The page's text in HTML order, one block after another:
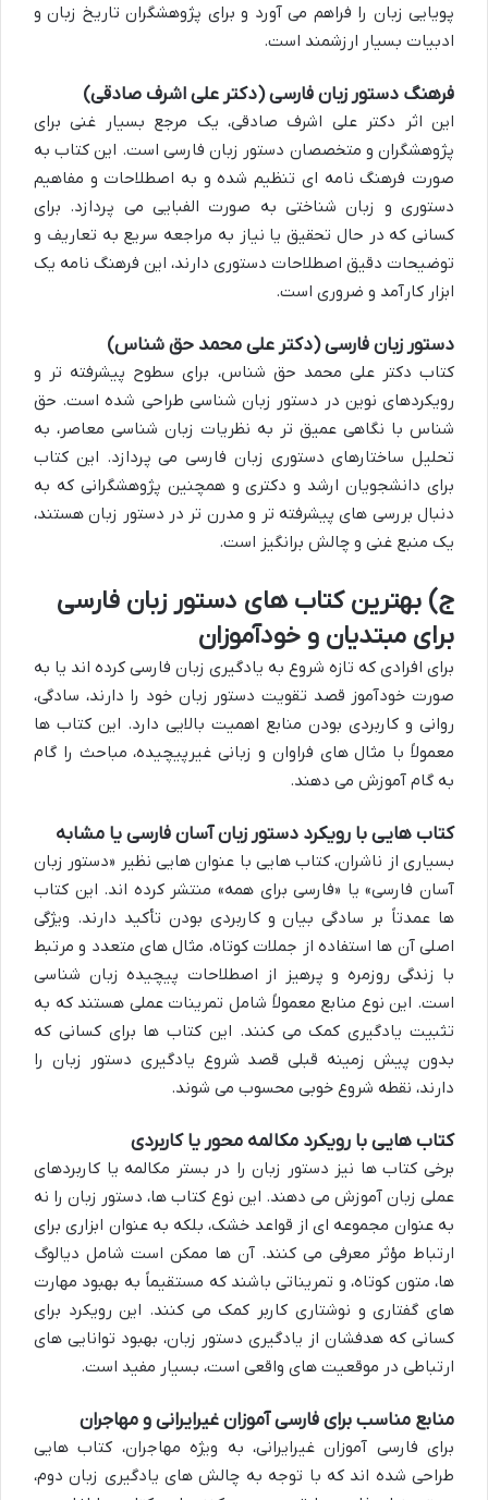
پویایی زبان را فراهم می آورد و برای پژوهشگران تاریخ زبان و
ادبیات بسیار ارزشمند است.
فرهنگ دستور زبان فارسی (دکتر علی اشرف صادقی)
این اثر دکتر علی اشرف صادقی، یک مرجع بسیار غنی برای
پژوهشگران و متخصصان دستور زبان فارسی است. این کتاب به
صورت فرهنگ نامه ای تنظیم شده و به اصطلاحات و مفاهیم
دستوری و زبان شناختی به صورت الفبایی می پردازد. برای
کسانی که در حال تحقیق یا نیاز به مراجعه سریع به تعاریف و
توضیحات دقیق اصطلاحات دستوری دارند، این فرهنگ نامه یک
ابزار کارآمد و ضروری است.
دستور زبان فارسی (دکتر علی محمد حق شناس)
کتاب دکتر علی محمد حق شناس، برای سطوح پیشرفته تر و
رویکردهای نوین در دستور زبان شناسی طراحی شده است. حق
شناس با نگاهی عمیق تر به نظریات زبان شناسی معاصر، به
تحلیل ساختارهای دستوری زبان فارسی می پردازد. این کتاب
برای دانشجویان ارشد و دکتری و همچنین پژوهشگرانی که به
دنبال بررسی های پیشرفته تر و مدرن تر در دستور زبان هستند،
یک منبع غنی و چالش برانگیز است.
ج) بهترین کتاب های دستور زبان فارسی
برای مبتدیان و خودآموزان
برای افرادی که تازه شروع به یادگیری زبان فارسی کرده اند یا به
صورت خودآموز قصد تقویت دستور زبان خود را دارند، سادگی،
روانی و کاربردی بودن منابع اهمیت بالایی دارد. این کتاب ها
معمولاً با مثال های فراوان و زبانی غیرپیچیده، مباحث را گام
به گام آموزش می دهند.
کتاب هایی با رویکرد دستور زبان آسان فارسی یا مشابه
بسیاری از ناشران، کتاب هایی با عنوان هایی نظیر «دستور زبان
آسان فارسی» یا «فارسی برای همه» منتشر کرده اند. این کتاب
ها عمدتاً بر سادگی بیان و کاربردی بودن تأکید دارند. ویژگی
اصلی آن ها استفاده از جملات کوتاه، مثال های متعدد و مرتبط
با زندگی روزمره و پرهیز از اصطلاحات پیچیده زبان شناسی
است. این نوع منابع معمولاً شامل تمرینات عملی هستند که به
تثبیت یادگیری کمک می کنند. این کتاب ها برای کسانی که
بدون پیش زمینه قبلی قصد شروع یادگیری دستور زبان را
دارند، نقطه شروع خوبی محسوب می شوند.
کتاب هایی با رویکرد مکالمه محور یا کاربردی
برخی کتاب ها نیز دستور زبان را در بستر مکالمه یا کاربردهای
عملی زبان آموزش می دهند. این نوع کتاب ها، دستور زبان را نه
به عنوان مجموعه ای از قواعد خشک، بلکه به عنوان ابزاری برای
ارتباط مؤثر معرفی می کنند. آن ها ممکن است شامل دیالوگ
ها، متون کوتاه، و تمریناتی باشند که مستقیماً به بهبود مهارت
های گفتاری و نوشتاری کاربر کمک می کنند. این رویکرد برای
کسانی که هدفشان از یادگیری دستور زبان، بهبود توانایی های
ارتباطی در موقعیت های واقعی است، بسیار مفید است.
منابع مناسب برای فارسی آموزان غیرایرانی و مهاجران
برای فارسی آموزان غیرایرانی، به ویژه مهاجران، کتاب هایی
طراحی شده اند که با توجه به چالش های یادگیری زبان دوم،